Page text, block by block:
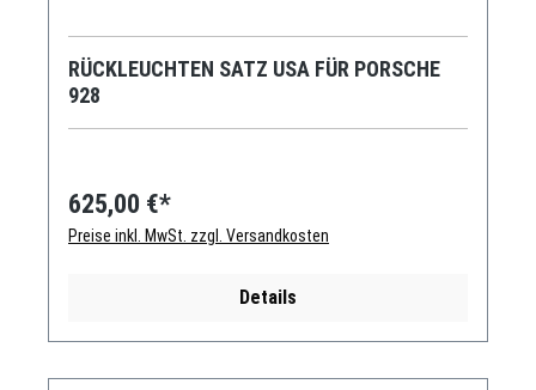
RÜCKLEUCHTEN SATZ USA FÜR PORSCHE
928
625,00 €*
Preise inkl. MwSt. zzgl. Versandkosten
Details